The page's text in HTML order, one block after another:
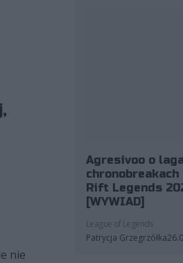
nie
Agresivoo o
Rift Legends
[WYWIAD]
League of Legends
Patrycja Grzegrzółka